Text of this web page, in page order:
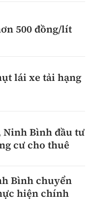
500 đồng/lít
lái xe tải hạng
Ninh Bình đầu tư
cư cho thuê
Bình chuyển
hiện chính